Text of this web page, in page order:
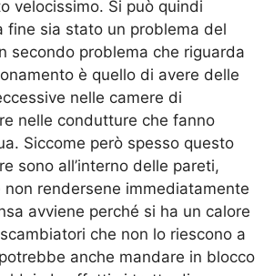
velocissimo. Si può quindi
fine sia stato un problema del
secondo problema che riguarda
è quello di avere delle
nelle camere di
nelle condutture che fanno
Siccome però spesso questo
sono all’interno delle pareti,
non rendersene immediatamente
avviene perché si ha un calore
che non lo riescono a
anche mandare in blocco